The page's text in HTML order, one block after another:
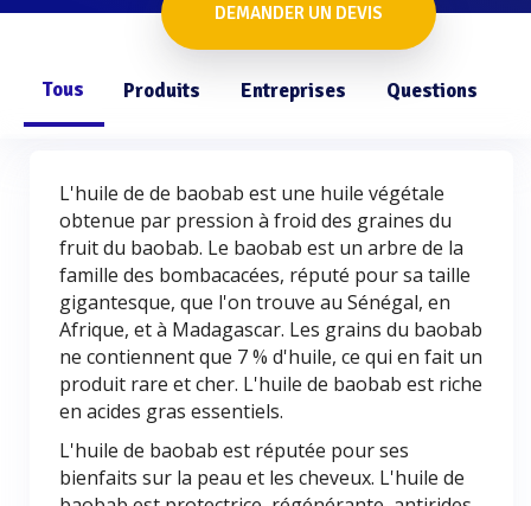
DEMANDER UN DEVIS
Tous Produits Entreprises Questions
L'huile de de baobab est une huile végétale
obtenue par pression à froid des graines du
fruit du baobab. Le baobab est un arbre de la
famille des bombacacées, réputé pour sa taille
gigantesque, que l'on trouve au Sénégal, en
Afrique, et à Madagascar. Les grains du baobab
ne contiennent que 7 % d'huile, ce qui en fait un
produit rare et cher. L'huile de baobab est riche
en acides gras essentiels.
L'huile de baobab est réputée pour ses
bienfaits sur la peau et les cheveux. L'huile de